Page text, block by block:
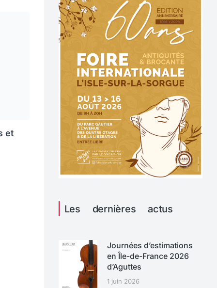
et
Les dernières actus
Journées d’estimations
en Île-de-France 2026
d’Aguttes
1 juin 2026